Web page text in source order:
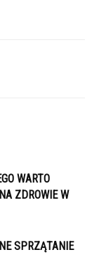
WARTO
ZDROWIE W
SPRZĄTANIE